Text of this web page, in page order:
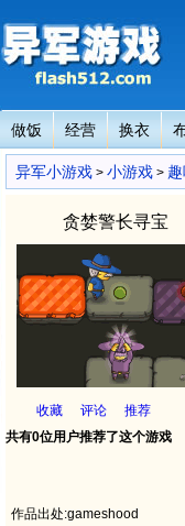
异军小游戏
做饭 经营 换衣
异军小游戏 > 小游戏 >
贪婪警长寻宝
收藏 评论
推荐
共有0位用户推荐了这个游戏
作品出处:gameshood